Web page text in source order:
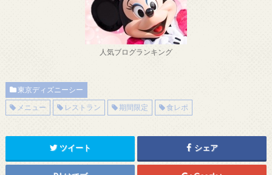
人気ブログランキング
東京ディズニーシー
メニュー
レストラン 期間限定 食レポ
ツイート シェア